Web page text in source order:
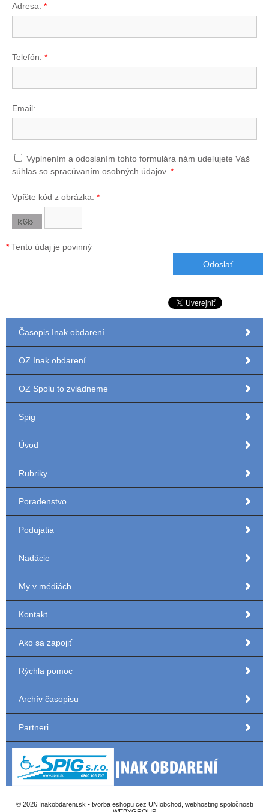
Adresa: *
Telefón: *
Email:
Vyplnením a odoslaním tohto formulára nám udeľujete Váš
súhlas so spracúvaním osobných údajov. *
Vpíšte kód z obrázka: *
* Tento údaj je povinný
Časopis Inak obdarení
OZ Inak obdarení
OZ Spolu to zvládneme
Spig
Úvod
Rubriky
Poradenstvo
Podujatia
Nadácie
My v médiách
Kontakt
Ako sa zapojiť
Rýchla pomoc
Archív časopisu
Partneri
© 2026 Inakobdareni.sk • tvorba eshopu cez UNIobchod webhosting spoločnosti